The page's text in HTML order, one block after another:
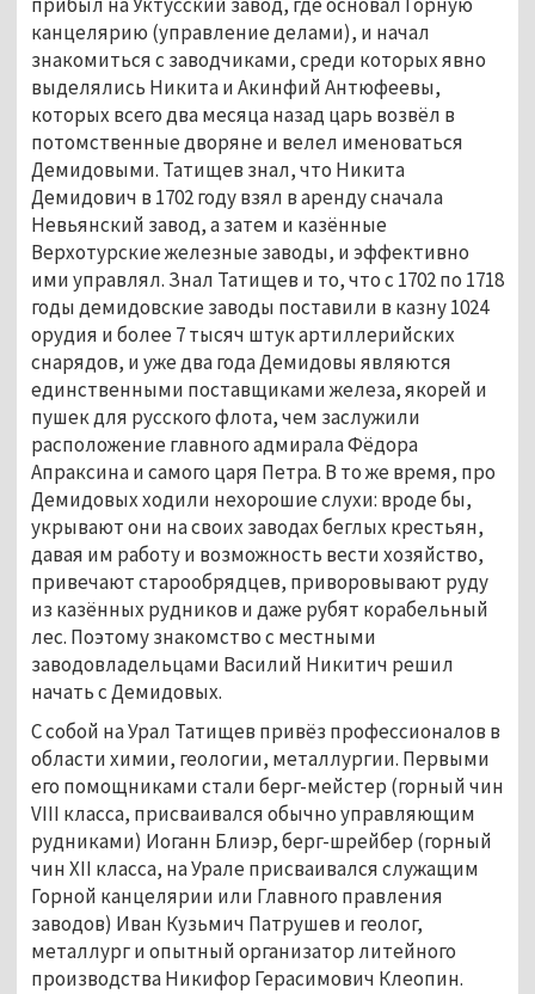
прибыл на Уктусский завод, где основал Горную
канцелярию (управление делами), и начал
знакомиться с заводчиками, среди которых явно
выделялись Никита и Акинфий Антюфеевы,
которых всего два месяца назад царь возвёл в
потомственные дворяне и велел именоваться
Демидовыми. Татищев знал, что Никита
Демидович в 1702 году взял в аренду сначала
Невьянский завод, а затем и казённые
Верхотурские железные заводы, и эффективно
ими управлял. Знал Татищев и то, что с 1702 по 1718
годы демидовские заводы поставили в казну 1024
орудия и более 7 тысяч штук артиллерийских
снарядов, и уже два года Демидовы являются
единственными поставщиками железа, якорей и
пушек для русского флота, чем заслужили
расположение главного адмирала Фёдора
Апраксина и самого царя Петра. В то же время, про
Демидовых ходили нехорошие слухи: вроде бы,
укрывают они на своих заводах беглых крестьян,
давая им работу и возможность вести хозяйство,
привечают старообрядцев, приворовывают руду
из казённых рудников и даже рубят корабельный
лес. Поэтому знакомство с местными
заводовладельцами Василий Никитич решил
начать с Демидовых.
С собой на Урал Татищев привёз профессионалов в
области химии, геологии, металлургии. Первыми
его помощниками стали берг-мейстер (горный чин
VIII класса, присваивался обычно управляющим
рудниками) Иоганн Блиэр, берг-шрейбер (горный
чин XII класса, на Урале присваивался служащим
Горной канцелярии или Главного правления
заводов) Иван Кузьмич Патрушев и геолог,
металлург и опытный организатор литейного
производства Никифор Герасимович Клеопин.